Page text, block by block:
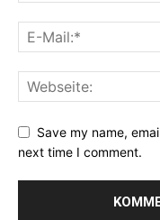
Save my name,
next time I comment.